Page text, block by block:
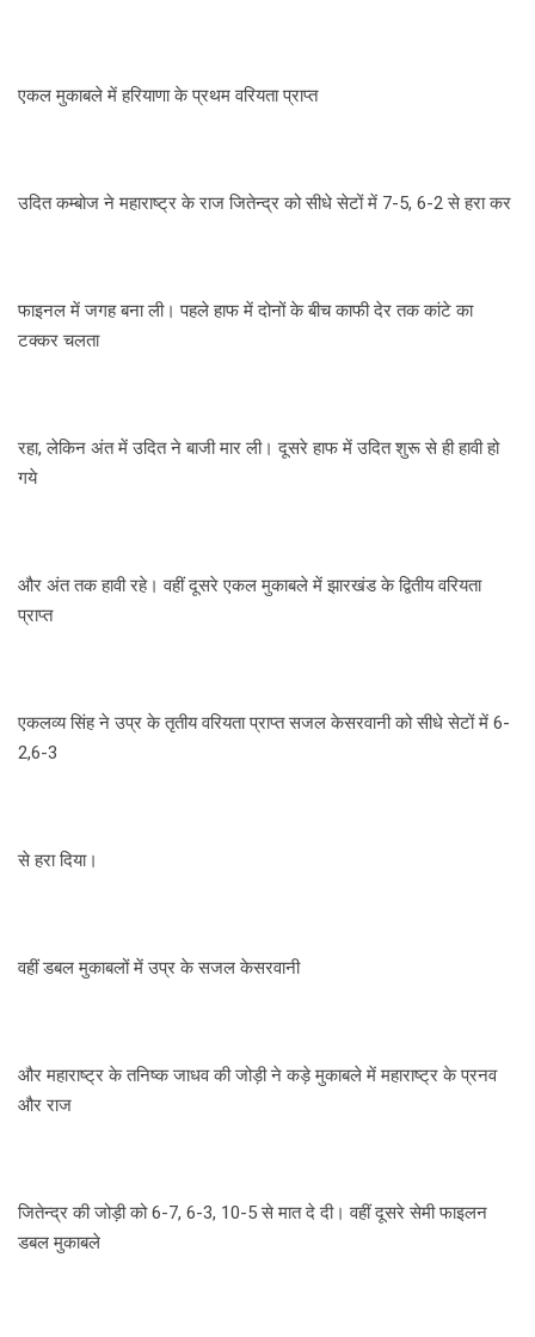
एकल मुकाबले में हरियाणा के प्रथम वरियता प्राप्त
उदित कम्बोज ने महाराष्ट्र के राज जितेन्द्र को सीधे सेटों में 7-5, 6-2 से हरा कर
फाइनल में जगह बना ली। पहले हाफ में दोनों के बीच काफी देर तक कांटे का
टक्कर चलता
रहा, लेकिन अंत में उदित ने बाजी मार ली। दूसरे हाफ में उदित शुरू से ही हावी हो
गये
और अंत तक हावी रहे। वहीं दूसरे एकल मुकाबले में झारखंड के द्वितीय वरियता
प्राप्त
एकलव्य सिंह ने उप्र के तृतीय वरियता प्राप्त सजल केसरवानी को सीधे सेटों में 6-
2,6-3
से हरा दिया।
वहीं डबल मुकाबलों में उप्र के सजल केसरवानी
और महाराष्ट्र के तनिष्क जाधव की जोड़ी ने कड़े मुकाबले में महाराष्ट्र के प्रनव
और राज
जितेन्द्र की जोड़ी को 6-7, 6-3, 10-5 से मात दे दी। वहीं दूसरे सेमी फाइलन
डबल मुकाबले